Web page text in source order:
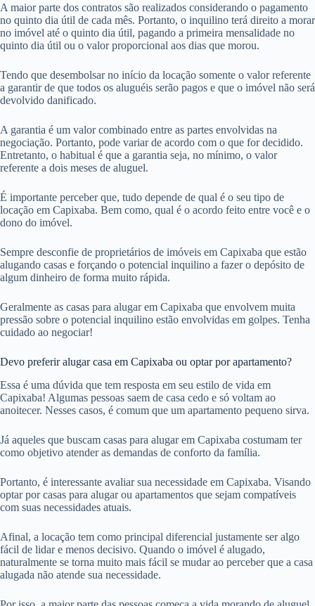
A maior parte dos contratos são realizados considerando o pagamento
no quinto dia útil de cada mês. Portanto, o inquilino terá direito a morar
no imóvel até o quinto dia útil, pagando a primeira mensalidade no
quinto dia útil ou o valor proporcional aos dias que morou.
Tendo que desembolsar no início da locação somente o valor referente
a garantir de que todos os aluguéis serão pagos e que o imóvel não será
devolvido danificado.
A garantia é um valor combinado entre as partes envolvidas na
negociação. Portanto, pode variar de acordo com o que for decidido.
Entretanto, o habitual é que a garantia seja, no mínimo, o valor
referente a dois meses de aluguel.
É importante perceber que, tudo depende de qual é o seu tipo de
locação em Capixaba. Bem como, qual é o acordo feito entre você e o
dono do imóvel.
Sempre desconfie de proprietários de imóveis em Capixaba que estão
alugando casas e forçando o potencial inquilino a fazer o depósito de
algum dinheiro de forma muito rápida.
Geralmente as casas para alugar em Capixaba que envolvem muita
pressão sobre o potencial inquilino estão envolvidas em golpes. Tenha
cuidado ao negociar!
Devo preferir alugar casa em Capixaba ou optar por apartamento?
Essa é uma dúvida que tem resposta em seu estilo de vida em
Capixaba! Algumas pessoas saem de casa cedo e só voltam ao
anoitecer. Nesses casos, é comum que um apartamento pequeno sirva.
Já aqueles que buscam casas para alugar em Capixaba costumam ter
como objetivo atender as demandas de conforto da família.
Portanto, é interessante avaliar sua necessidade em Capixaba. Visando
optar por casas para alugar ou apartamentos que sejam compatíveis
com suas necessidades atuais.
Afinal, a locação tem como principal diferencial justamente ser algo
fácil de lidar e menos decisivo. Quando o imóvel é alugado,
naturalmente se torna muito mais fácil se mudar ao perceber que a casa
alugada não atende sua necessidade.